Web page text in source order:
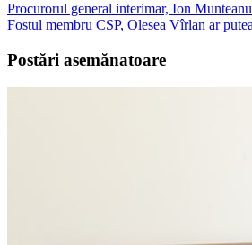
Procurorul general interimar, Ion
Fostul membru CSP, Olesea Vîrlan ar
Postări asemănatoare